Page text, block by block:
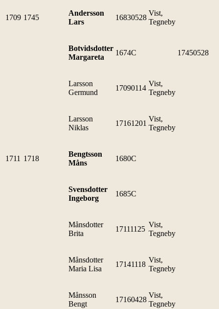
1709 1745
Andersson
Lars
16830528
Vist,
Tegneby
Botvidsdotter
Margareta
1674C 17450528
Larsson
Germund
17090114
Vist,
Tegneby
Larsson
Niklas
17161201
Vist,
Tegneby
1711 1718
Bengtsson
Måns
1680C
Svensdotter
Ingeborg
1685C
Månsdotter
Brita
17111125
Vist,
Tegneby
Månsdotter
Maria Lisa
17141118
Vist,
Tegneby
Månsson
Bengt
17160428
Vist,
Tegneby